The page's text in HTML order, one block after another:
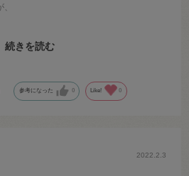
持って作業出来ました！
続きを読む
参考になった 0 Like! 0
2022.2.3